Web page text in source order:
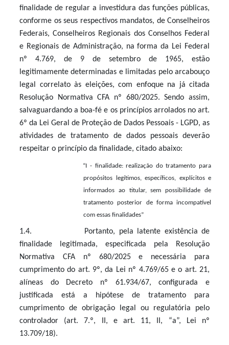
finalidade de regular a investidura das funções públicas,
conforme os seus respectivos mandatos, de Conselheiros
Federais, Conselheiros Regionais dos Conselhos Federal
e Regionais de Administração, na forma da Lei Federal
nº 4.769, de 9 de setembro de 1965,
estão
legitimamente determinadas e limitadas pelo arcabouço
legal correlato às eleições, com enfoque na já citada
Resolução Normativa CFA nº 680/2025. Sendo assim,
salvaguardando a boa-fé e os princípios arrolados no art.
6º da Lei Geral de Proteção de Dados Pessoais - LGPD, as
atividades de tratamento de dados pessoais deverão
respeitar o princípio da finalidade, citado abaixo:
“I - finalidade: realização do tratamento para
propósitos legítimos, específicos, explícitos e
informados ao titular, sem possibilidade de
tratamento posterior de forma incompatível
com essas finalidades”
1.4. Portanto, pela latente existência de
finalidade legitimada, especificada pela Resolução
Normativa CFA nº 680/2025 e necessária para
cumprimento do art. 9º, da Lei nº 4.769/65 e o art. 21,
alíneas do Decreto nº 61.934/67, configurada e
justificada está a hipótese de tratamento para
cumprimento de obrigação legal ou regulatória pelo
controlador (art. 7.º, II, e art. 11, II, “a”, Lei nº
13.709/18).